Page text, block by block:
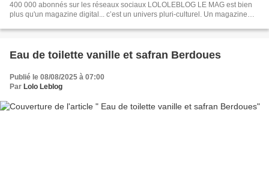
400 000 abonnés sur les réseaux sociaux LOLOLEBLOG LE MAG est bien
plus qu'un magazine digital... c’est un univers pluri-culturel. Un magazine
libre, alors n'oubliez pas de vous abonner pour ne plus rien louper !!
Eau de toilette vanille et safran Berdoues
Publié le 08/08/2025 à 07:00
Par Lolo Leblog